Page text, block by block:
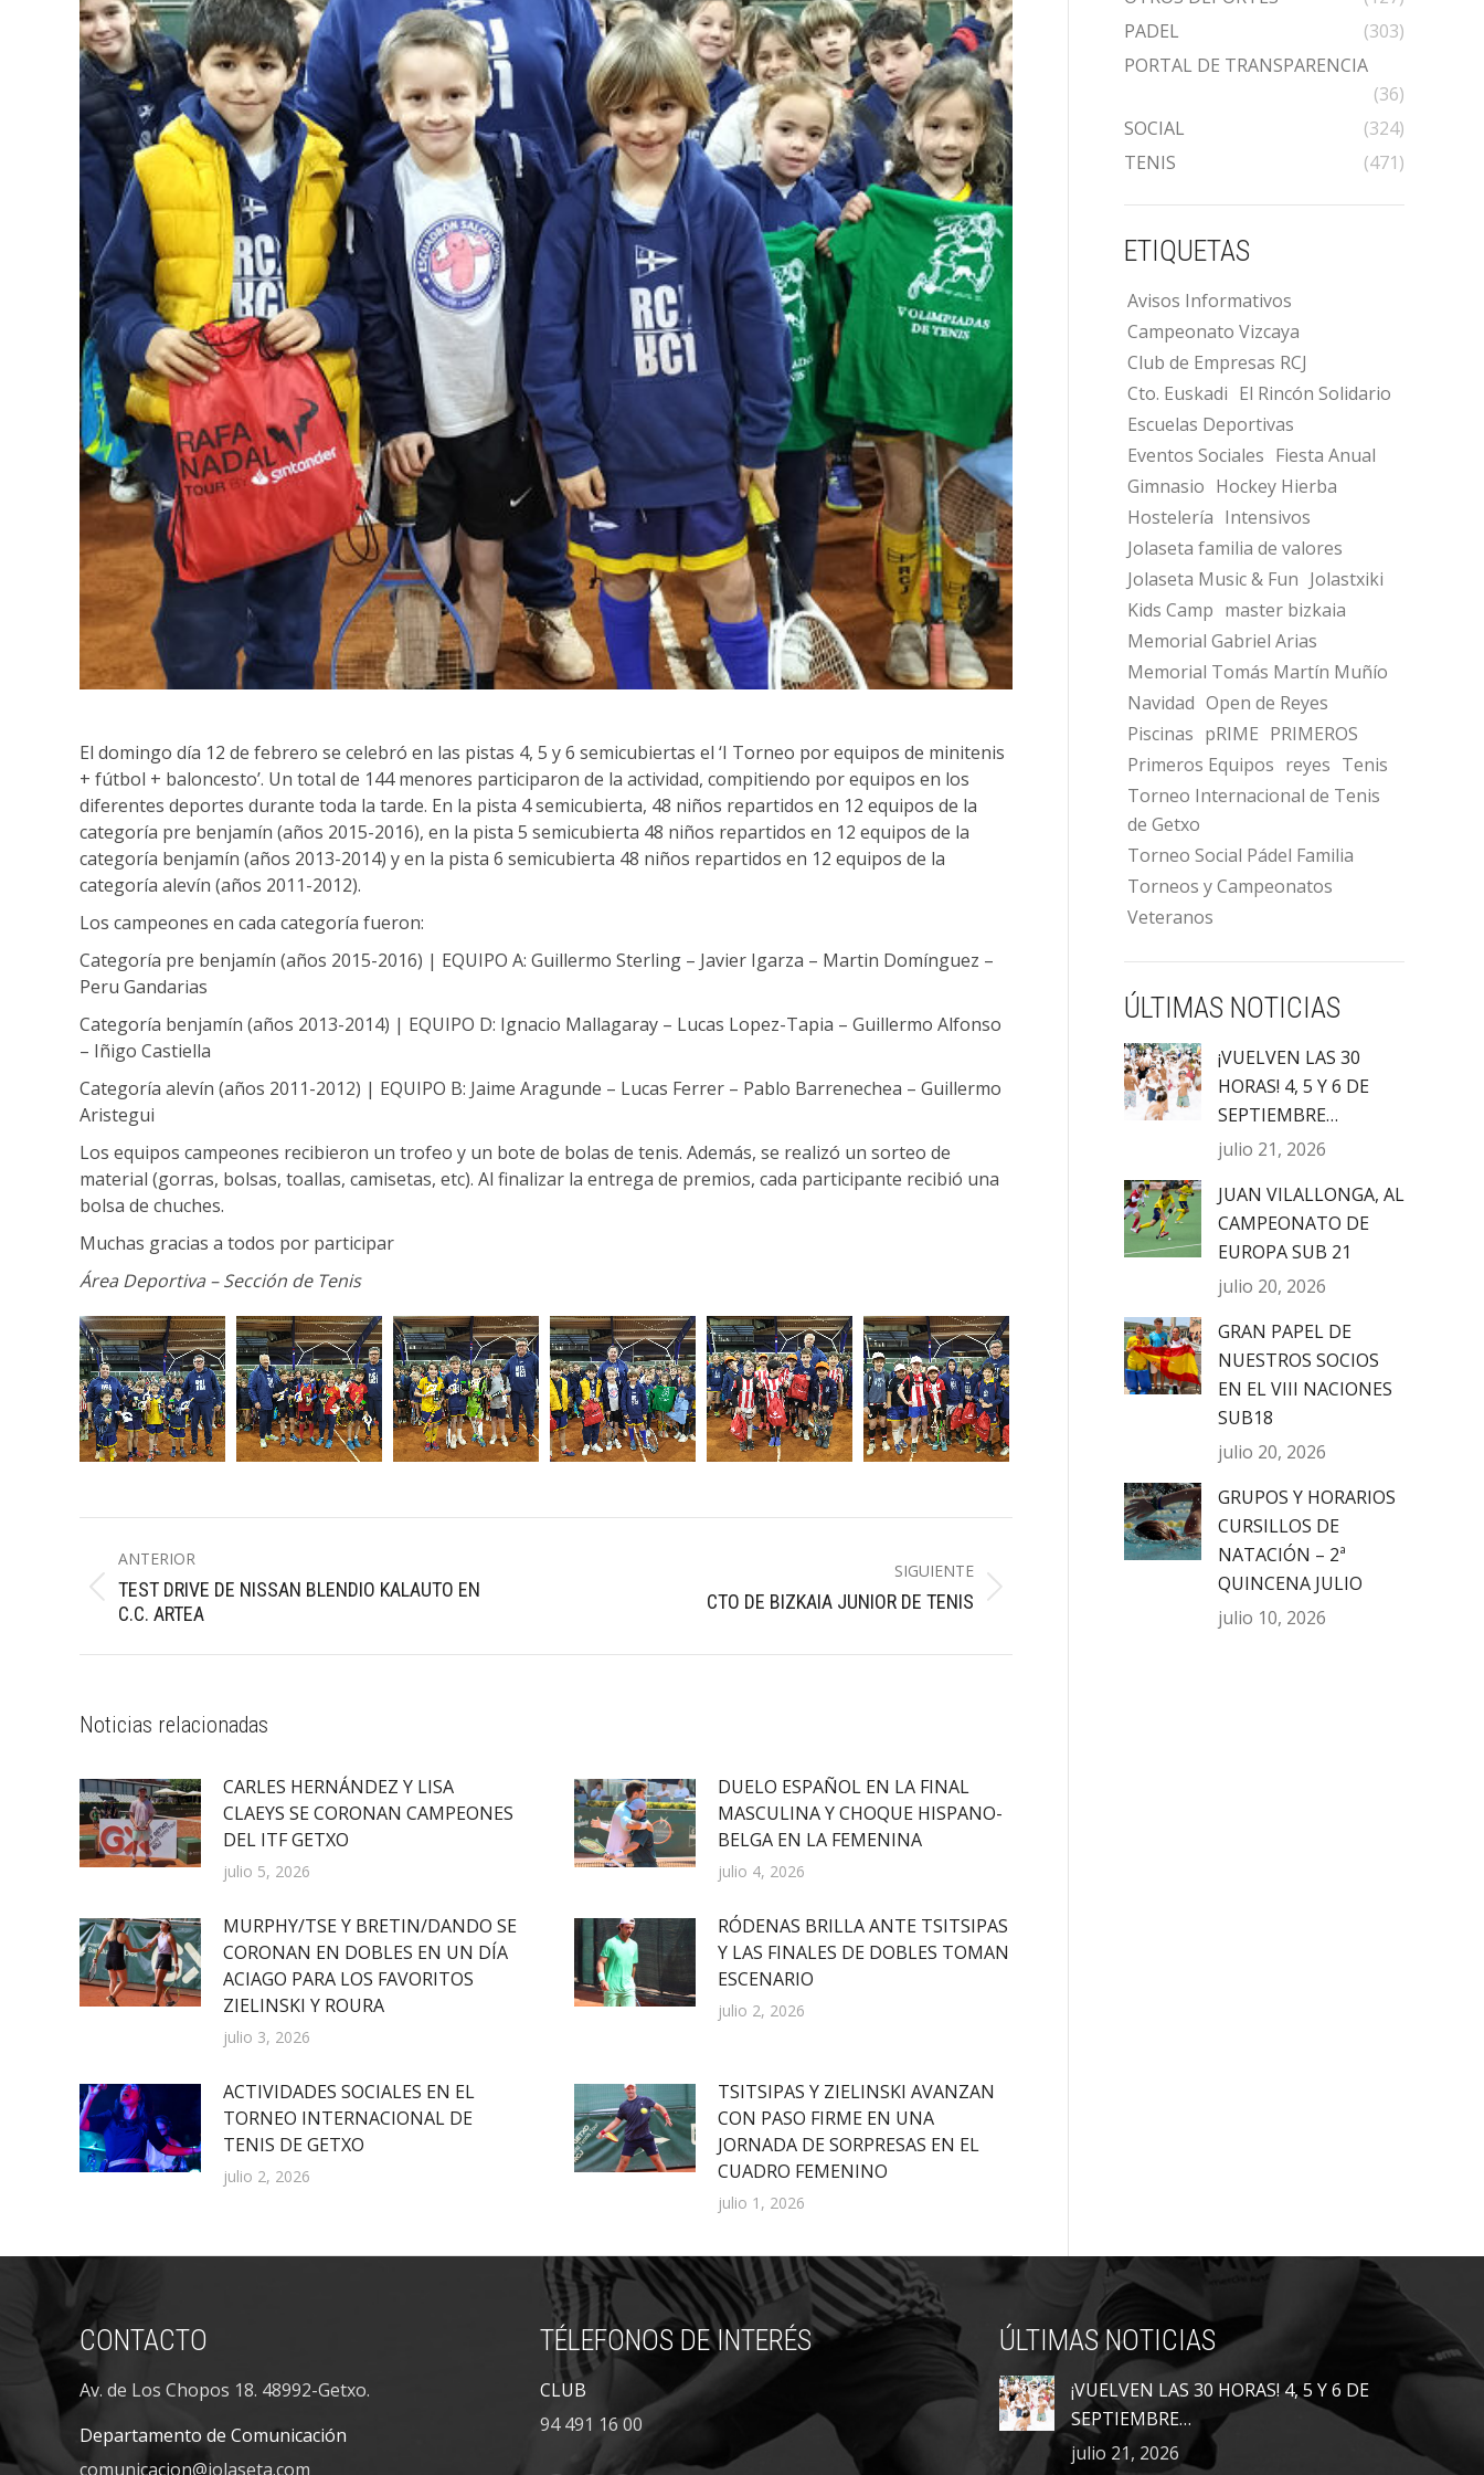
El domingo día 12 de febrero se celebró en las pistas 4, 5 y 6 semicubiertas el ‘I Torneo por equipos de minitenis
+ fútbol + baloncesto’. Un total de 144 menores participaron de la actividad, compitiendo por equipos en los
diferentes deportes durante toda la tarde. En la pista 4 semicubierta, 48 niños repartidos en 12 equipos de la
categoría pre benjamín (años 2015-2016), en la pista 5 semicubierta 48 niños repartidos en 12 equipos de la
categoría benjamín (años 2013-2014) y en la pista 6 semicubierta 48 niños repartidos en 12 equipos de la
categoría alevín (años 2011-2012).
Los campeones en cada categoría fueron:
Categoría pre benjamín (años 2015-2016) | EQUIPO A: Guillermo Sterling – Javier Igarza – Martin Domínguez –
Peru Gandarias
Categoría benjamín (años 2013-2014) | EQUIPO D: Ignacio Mallagaray – Lucas Lopez-Tapia – Guillermo Alfonso
– Iñigo Castiella
Categoría alevín (años 2011-2012) | EQUIPO B: Jaime Aragunde – Lucas Ferrer – Pablo Barrenechea – Guillermo
Aristegui
Los equipos campeones recibieron un trofeo y un bote de bolas de tenis. Además, se realizó un sorteo de
material (gorras, bolsas, toallas, camisetas, etc). Al finalizar la entrega de premios, cada participante recibió una
bolsa de chuches.
Muchas gracias a todos por participar
Área Deportiva – Sección de Tenis
entre
publicaciones
ANTERIOR
Publicación
anterior:
TEST DRIVE DE NISSAN BLENDIO KALAUTO EN
C.C. ARTEA
SIGUIENTE
CTO DE BIZKAIA JUNIOR DE TENIS
Noticias relacionadas
CARLES HERNÁNDEZ Y LISA
CLAEYS SE CORONAN CAMPEONES
DEL ITF GETXO
julio 5, 2026
DUELO ESPAÑOL EN LA FINAL
MASCULINA Y CHOQUE HISPANO-
BELGA EN LA FEMENINA
julio 4, 2026
MURPHY/TSE Y BRETIN/DANDO SE
CORONAN EN DOBLES EN UN DÍA
ACIAGO PARA LOS FAVORITOS
ZIELINSKI Y ROURA
julio 3, 2026
RÓDENAS BRILLA ANTE TSITSIPAS
Y LAS FINALES DE DOBLES TOMAN
ESCENARIO
julio 2, 2026
ACTIVIDADES SOCIALES EN EL
TORNEO INTERNACIONAL DE
TENIS DE GETXO
julio 2, 2026
TSITSIPAS Y ZIELINSKI AVANZAN
CON PASO FIRME EN UNA
JORNADA DE SORPRESAS EN EL
CUADRO FEMENINO
julio 1, 2026
PADEL
(303)
PORTAL DE TRANSPARENCIA
(36)
SOCIAL
(324)
TENIS
(471)
ETIQUETAS
Avisos Informativos
Campeonato Vizcaya
Club de Empresas RCJ
Cto. Euskadi El Rincón Solidario
Escuelas Deportivas
Eventos Sociales Fiesta Anual
Gimnasio Hockey Hierba
Hostelería Intensivos
Jolaseta familia de valores
Jolaseta Music & Fun Jolastxiki
Kids Camp master bizkaia
Memorial Gabriel Arias
Memorial Tomás Martín Muñío
Navidad Open de Reyes
Piscinas pRIME PRIMEROS
Primeros Equipos reyes Tenis
Torneo Internacional de Tenis
de Getxo
Torneo Social Pádel Familia
Torneos y Campeonatos
Veteranos
ÚLTIMAS NOTICIAS
¡VUELVEN LAS 30
HORAS! 4, 5 Y 6 DE
SEPTIEMBRE…
julio 21, 2026
JUAN VILALLONGA, AL
CAMPEONATO DE
EUROPA SUB 21
julio 20, 2026
GRAN PAPEL DE
NUESTROS SOCIOS
EN EL VIII NACIONES
SUB18
julio 20, 2026
GRUPOS Y HORARIOS
CURSILLOS DE
NATACIÓN – 2ª
QUINCENA JULIO
julio 10, 2026
CONTACTO
Av. de Los Chopos 18. 48992-Getxo.
Departamento de Comunicación
comunicacion@jolaseta.com
TÉLEFONOS DE INTERÉS
CLUB
94 491 16 00
ÚLTIMAS NOTICIAS
¡VUELVEN LAS 30 HORAS! 4, 5 Y 6 DE
SEPTIEMBRE…
julio 21, 2026